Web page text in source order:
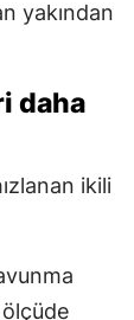
yakından
daha
ikili